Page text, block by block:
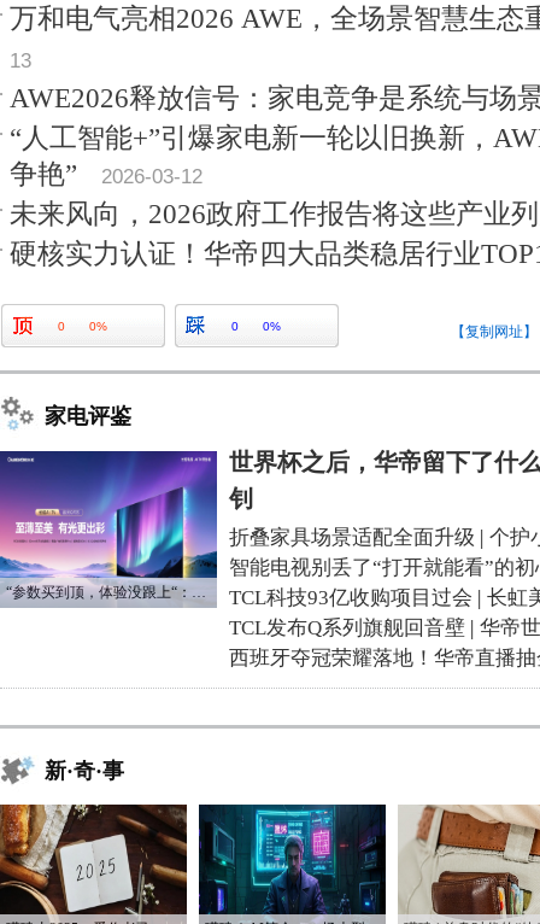
万和电气亮相2026 AWE，全场景智慧生态
13
AWE2026释放信号：家电竞争是系统与场
“人工智能+”引爆家电新一轮以旧换新，
争艳”
2026-03-12
未来风向，2026政府工作报告将这些产业
硬核实力认证！华帝四大品类稳居行业
0 0% 0 0% 【复制网址】
家电评鉴
“参数买到顶，体验没跟上“：长虹追光Q70S给高端电视打了个样
世界杯之后，华帝留下了什
钊
折叠家具场景适配全面升级 | 个护
智能电视别丢了“打开就能看”的初
TCL科技93亿收购项目过会 | 长虹
TCL发布Q系列旗舰回音壁 | 华帝
西班牙夺冠荣耀落地！华帝直播
新·奇·事